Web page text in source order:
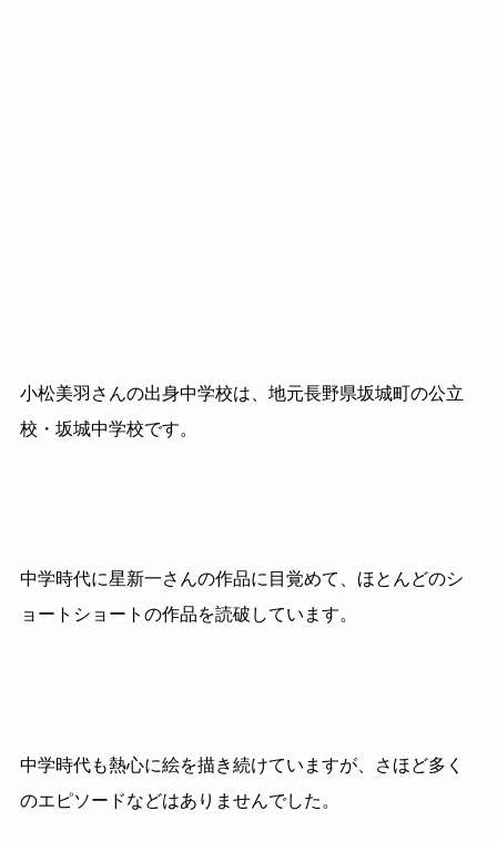
小松美羽さんの出身中学校は、地元長野県坂城町の公立
校・坂城中学校です。
中学時代に星新一さんの作品に目覚めて、ほとんどのシ
ョートショートの作品を読破しています。
中学時代も熱心に絵を描き続けていますが、さほど多く
のエピソードなどはありませんでした。